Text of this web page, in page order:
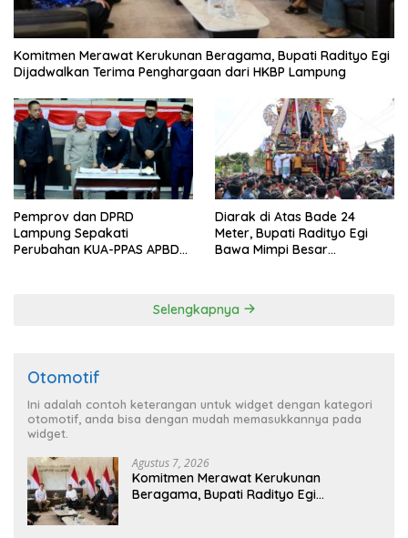
Komitmen Merawat Kerukunan Beragama, Bupati Radityo Egi
Dijadwalkan Terima Penghargaan dari HKBP Lampung
Pemprov dan DPRD
Lampung Sepakati
Perubahan KUA-PPAS APBD
Diarak di Atas Bade 24
Meter, Bupati Radityo Egi
Bawa Mimpi Besar
Selengkapnya
Otomotif
Ini adalah contoh keterangan untuk widget dengan kategori
otomotif, anda bisa dengan mudah memasukkannya pada
widget.
Agustus 7, 2026
Komitmen Merawat Kerukunan
Beragama, Bupati Radityo Egi